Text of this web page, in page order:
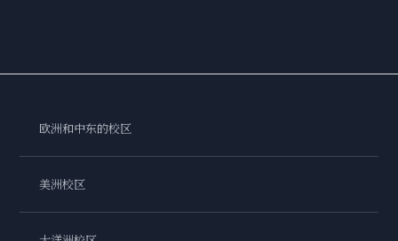
欧洲和中东的校区
美洲校区